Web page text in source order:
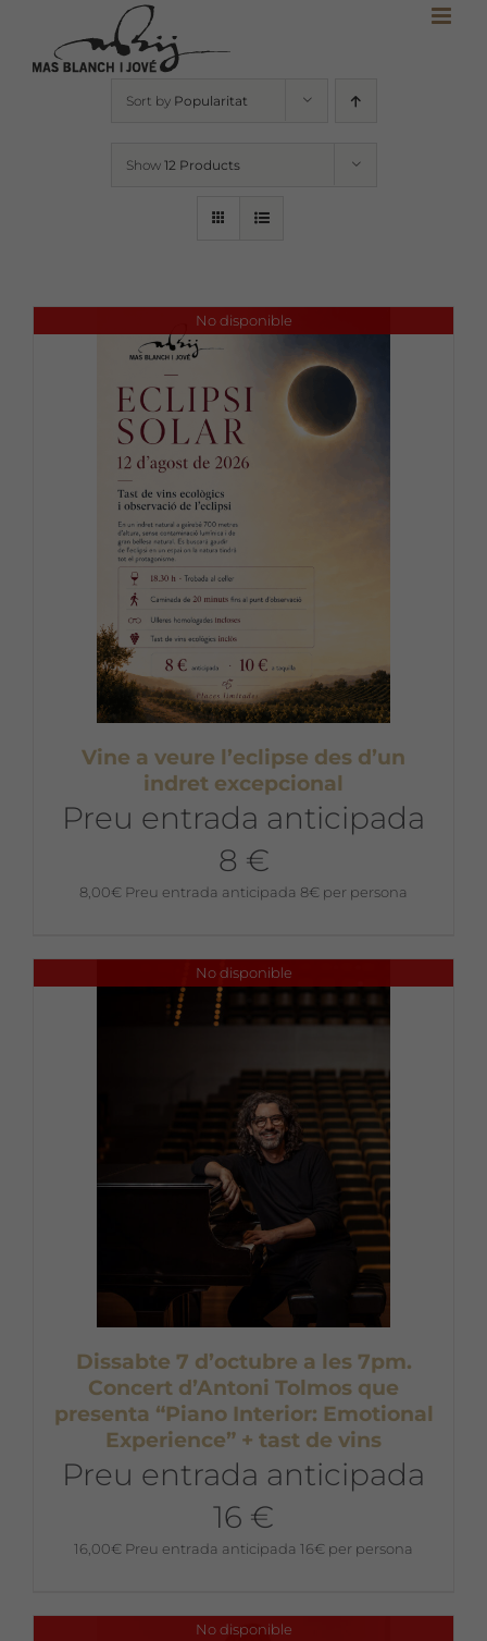
content
Sort by Popularitat
Show 12 Products
No disponible
Vine a veure l’eclipse des d’un
indret excepcional
Preu entrada anticipada
8 €
8,00€ Preu entrada anticipada 8€ per persona
No disponible
Dissabte 7 d’octubre a les 7pm.
Concert d’Antoni Tolmos que
presenta “Piano Interior: Emotional
Experience” + tast de vins
Preu entrada anticipada
16 €
16,00€ Preu entrada anticipada 16€ per persona
No disponible